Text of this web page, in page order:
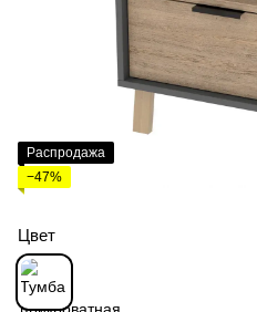
Распродажа
−47%
Цвет